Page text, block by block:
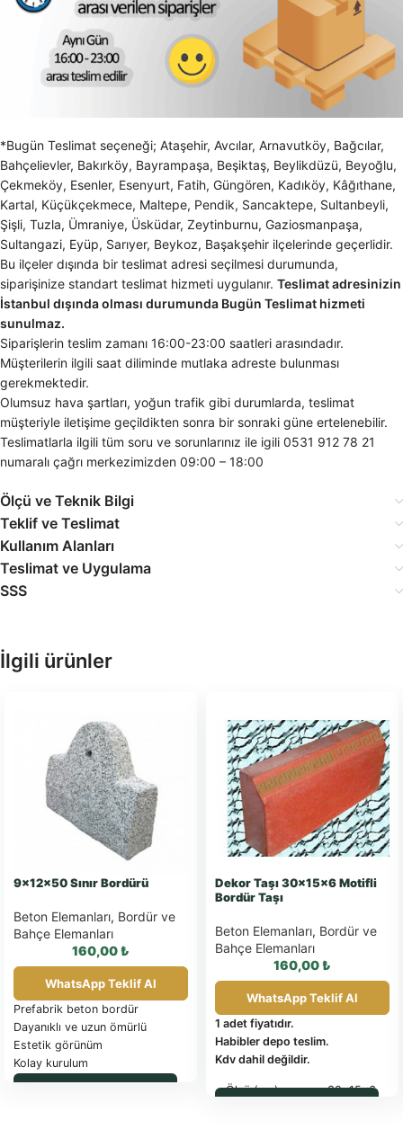
*Bugün Teslimat seçeneği; Ataşehir, Avcılar, Arnavutköy, Bağcılar,
Bahçelievler, Bakırköy, Bayrampaşa, Beşiktaş, Beylikdüzü, Beyoğlu,
Çekmeköy, Esenler, Esenyurt, Fatih, Güngören, Kadıköy, Kâğıthane,
Kartal, Küçükçekmece, Maltepe, Pendik, Sancaktepe, Sultanbeyli,
Şişli, Tuzla, Ümraniye, Üsküdar, Zeytinburnu, Gaziosmanpaşa,
Sultangazi, Eyüp, Sarıyer, Beykoz, Başakşehir ilçelerinde geçerlidir.
Bu ilçeler dışında bir teslimat adresi seçilmesi durumunda,
siparişinize standart teslimat hizmeti uygulanır. Teslimat adresinizin
İstanbul dışında olması durumunda Bugün Teslimat hizmeti
sunulmaz.
Siparişlerin teslim zamanı 16:00-23:00 saatleri arasındadır.
Müşterilerin ilgili saat diliminde mutlaka adreste bulunması
gerekmektedir.
Olumsuz hava şartları, yoğun trafik gibi durumlarda, teslimat
müşteriyle iletişime geçildikten sonra bir sonraki güne ertelenebilir.
Teslimatlarla ilgili tüm soru ve sorunlarınız ile igili 0531 912 78 21
numaralı çağrı merkezimizden 09:00 – 18:00
Ölçü ve Teknik Bilgi
Teklif ve Teslimat
Kullanım Alanları
Teslimat ve Uygulama
SSS
İlgili ürünler
9x12x50 Sınır Bordürü
Beton Elemanları, Bordür ve
Bahçe Elemanları
160,00₺
WhatsApp Teklif Al
Prefabrik beton bordür
Dayanıklı ve uzun ömürlü
Estetik görünüm
Kolay kurulum
Farklı renk ve doku seçenekleri
Dekor Taşı 30x15x6 Motifli
Bordür Taşı
Beton Elemanları, Bordür ve
Bahçe Elemanları
160,00₺
WhatsApp Teklif Al
1 adet fiyatıdır.
Habibler depo teslim.
Kdv dahil değildir.
Ölçü (cm) : 30x15x6